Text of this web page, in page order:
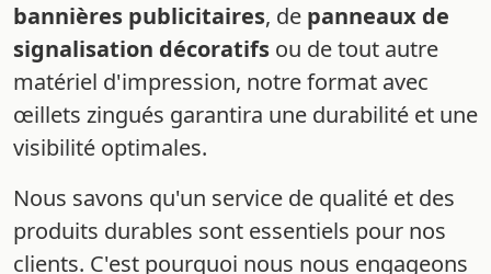
bannières publicitaires, de panneaux de
signalisation décoratifs ou de tout autre
matériel d'impression, notre format avec
œillets zingués garantira une durabilité et une
visibilité optimales.
Nous savons qu'un service de qualité et des
produits durables sont essentiels pour nos
clients. C'est pourquoi nous nous engageons